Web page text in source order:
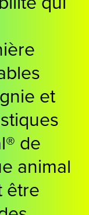
et
de
animal
être